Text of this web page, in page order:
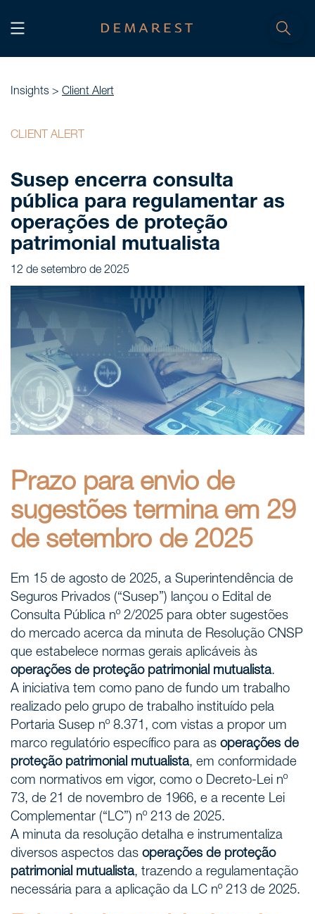
INÍCIO
Home
NÓS, DEMAREST
Sobre nós
Cultura
Profissionais
Carreiras
Áreas de atuação
NOTÍCIAS
Insights
Fale conosco
Insights > Client Alert
CLIENT ALERT
Susep encerra consulta
pública para regulamentar as
operações de proteção
patrimonial mutualista
12 de setembro de 2025
Prazo para envio de
sugestões termina em 29
de setembro de 2025
Em 15 de agosto de 2025, a Superintendência de
Seguros Privados (“Susep”) lançou o Edital de
Consulta Pública nº 2/2025 para obter sugestões
do mercado acerca da minuta de Resolução CNSP
que estabelece normas gerais aplicáveis às
operações de proteção patrimonial mutualista.
A iniciativa tem como pano de fundo um trabalho
realizado pelo grupo de trabalho instituído pela
Portaria Susep nº 8.371, com vistas a propor um
marco regulatório específico para as operações de
proteção patrimonial mutualista, em conformidade
com normativos em vigor, como o Decreto-Lei nº
73, de 21 de novembro de 1966, e a recente Lei
Complementar (“LC”) nº 213 de 2025.
A minuta da resolução detalha e instrumentaliza
diversos aspectos das operações de proteção
patrimonial mutualista, trazendo a regulamentação
necessária para a aplicação da LC nº 213 de 2025.